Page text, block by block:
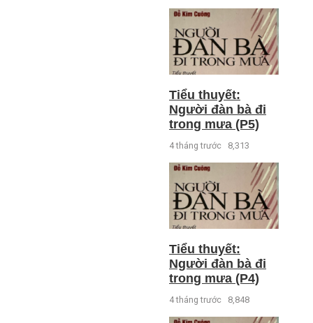
Tiểu thuyết:
Người đàn bà đi
trong mưa (P5)
4 tháng trước 8,313
Tiểu thuyết:
Người đàn bà đi
trong mưa (P4)
4 tháng trước 8,848